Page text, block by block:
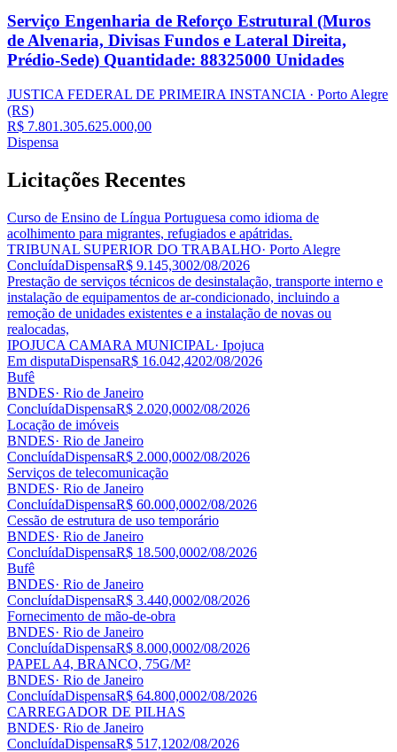
Serviço Engenharia de Reforço Estrutural (Muros
de Alvenaria, Divisas Fundos e Lateral Direita,
Prédio-Sede) Quantidade: 88325000 Unidades
JUSTICA FEDERAL DE PRIMEIRA INSTANCIA · Porto Alegre
(RS)
R$ 7.801.305.625.000,00
Dispensa
Licitações Recentes
Curso de Ensino de Língua Portuguesa como idioma de
acolhimento para migrantes, refugiados e apátridas.
TRIBUNAL SUPERIOR DO TRABALHO· Porto Alegre
ConcluídaDispensaR$ 9.145,3002/08/2026
Prestação de serviços técnicos de desinstalação, transporte interno e
instalação de equipamentos de ar-condicionado, incluindo a
remoção de unidades existentes e a instalação de novas ou
realocadas,
IPOJUCA CAMARA MUNICIPAL· Ipojuca
Em disputaDispensaR$ 16.042,4202/08/2026
Bufê
BNDES· Rio de Janeiro
ConcluídaDispensaR$ 2.020,0002/08/2026
Locação de imóveis
BNDES· Rio de Janeiro
ConcluídaDispensaR$ 2.000,0002/08/2026
Serviços de telecomunicação
BNDES· Rio de Janeiro
ConcluídaDispensaR$ 60.000,0002/08/2026
Cessão de estrutura de uso temporário
BNDES· Rio de Janeiro
ConcluídaDispensaR$ 18.500,0002/08/2026
Bufê
BNDES· Rio de Janeiro
ConcluídaDispensaR$ 3.440,0002/08/2026
Fornecimento de mão-de-obra
BNDES· Rio de Janeiro
ConcluídaDispensaR$ 8.000,0002/08/2026
PAPEL A4, BRANCO, 75G/M²
BNDES· Rio de Janeiro
ConcluídaDispensaR$ 64.800,0002/08/2026
CARREGADOR DE PILHAS
BNDES· Rio de Janeiro
ConcluídaDispensaR$ 517,1202/08/2026